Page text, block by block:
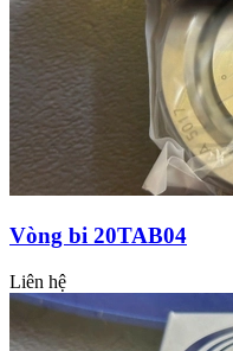
Vòng bi 20TAB04
Liên hệ